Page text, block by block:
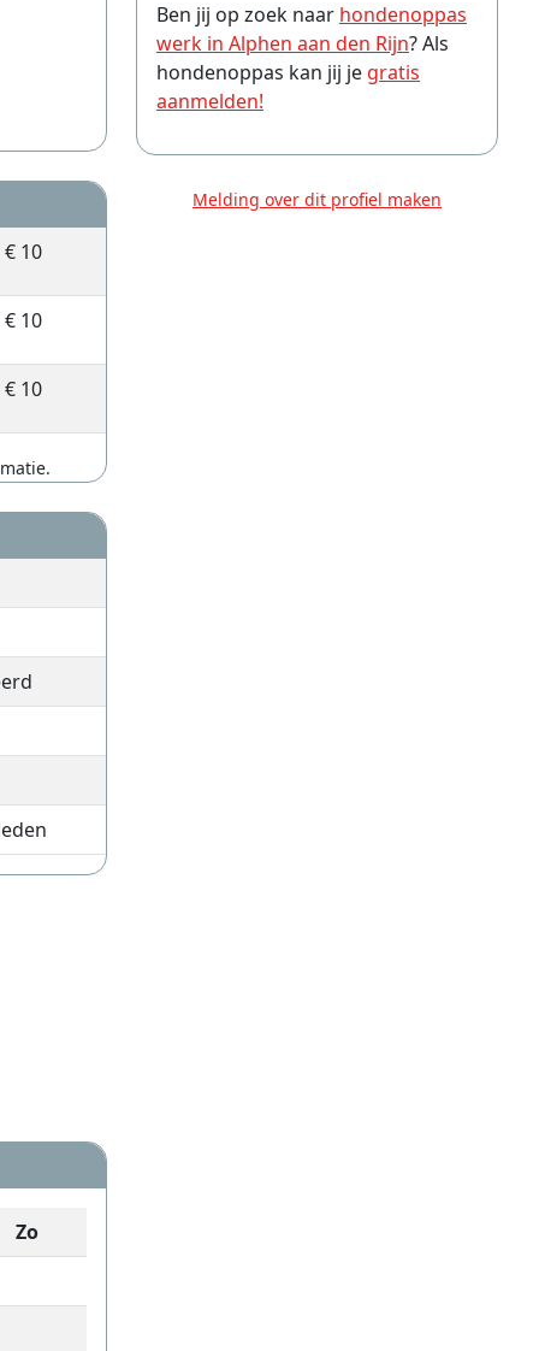
€ 10
€ 10
€ 10
Zo
Ben jij op zoek naar hondenoppas
werk in Alphen aan den Rijn? Als
hondenoppas kan jij je gratis
aanmelden!
Melding over dit profiel maken